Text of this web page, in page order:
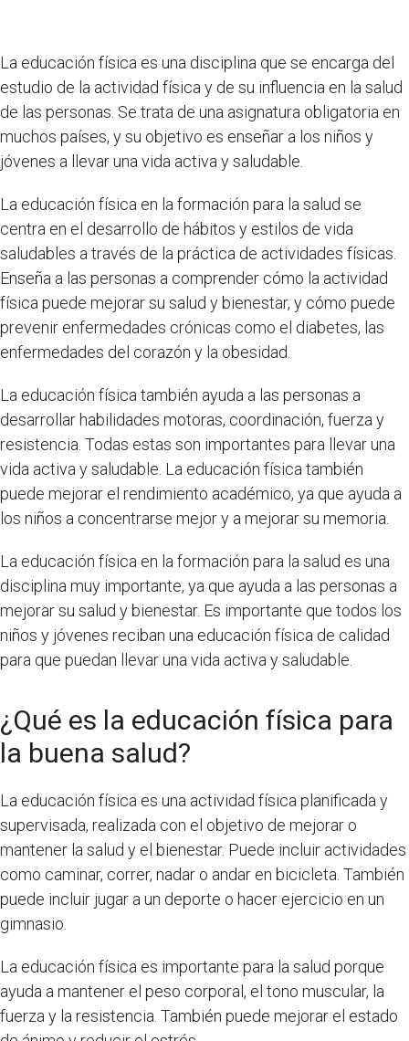
La educación física es una disciplina que se encarga del
estudio de la actividad física y de su influencia en la salud
de las personas. Se trata de una asignatura obligatoria en
muchos países, y su objetivo es enseñar a los niños y
jóvenes a llevar una vida activa y saludable.
La educación física en la formación para la salud se
centra en el desarrollo de hábitos y estilos de vida
saludables a través de la práctica de actividades físicas.
Enseña a las personas a comprender cómo la actividad
física puede mejorar su salud y bienestar, y cómo puede
prevenir enfermedades crónicas como el diabetes, las
enfermedades del corazón y la obesidad.
La educación física también ayuda a las personas a
desarrollar habilidades motoras, coordinación, fuerza y
resistencia. Todas estas son importantes para llevar una
vida activa y saludable. La educación física también
puede mejorar el rendimiento académico, ya que ayuda a
los niños a concentrarse mejor y a mejorar su memoria.
La educación física en la formación para la salud es una
disciplina muy importante, ya que ayuda a las personas a
mejorar su salud y bienestar. Es importante que todos los
niños y jóvenes reciban una educación física de calidad
para que puedan llevar una vida activa y saludable.
¿Qué es la educación física para
la buena salud?
La educación física es una actividad física planificada y
supervisada, realizada con el objetivo de mejorar o
mantener la salud y el bienestar. Puede incluir actividades
como caminar, correr, nadar o andar en bicicleta. También
puede incluir jugar a un deporte o hacer ejercicio en un
gimnasio.
La educación física es importante para la salud porque
ayuda a mantener el peso corporal, el tono muscular, la
fuerza y la resistencia. También puede mejorar el estado